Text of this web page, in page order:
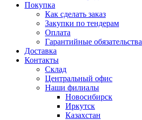
Покупка
Как сделать заказ
Закупки по тендерам
Оплата
Гарантийные обязательства
Доставка
Контакты
Склад
Центральный офис
Наши филиалы
Новосибирск
Иркутск
Казахстан